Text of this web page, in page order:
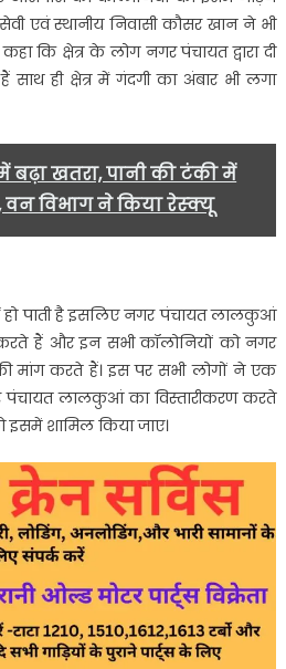
एवं स्थानीय निवासी कौसर खान ने भी
कि क्षेत्र के लोग नगर पंचायत द्वारा दी
ही क्षेत्र में गंदगी का अंबार भी लगा
बढ़ा खतरा, पानी की टंकी में
वन विभाग ने किया रेस्क्यू
पाती है इसलिए नगर पंचायत लालकुआं
हैं और इन सभी कॉलोनियों को नगर
मांग करते हैं। इस पर सभी लोगों ने एक
लालकुआं का विस्तारीकरण करते
शामिल किया जाए।